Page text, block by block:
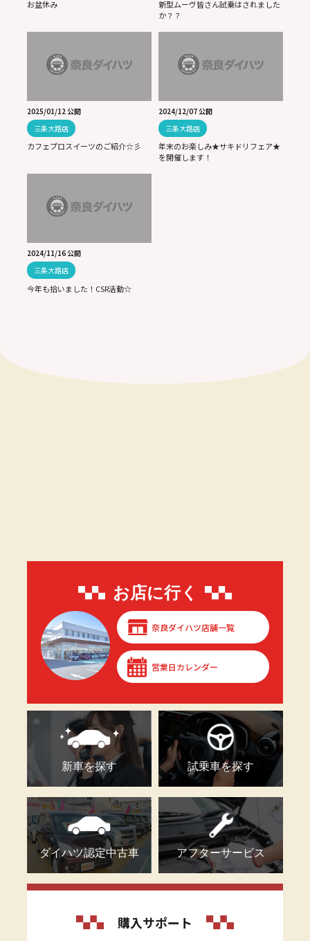
お盆休み
新型ムーヴ皆さん試乗はされました
か？？
2025/01/12 公開
三条大路店
カフェプロスイーツのご紹介☆彡
2024/12/07 公開
三条大路店
年末のお楽しみ★サキドリフェア★
を開催します！
2024/11/16 公開
三条大路店
今年も拾いました！CSR活動☆
お店に行く
奈良ダイハツ店舗一覧
営業日カレンダー
新車を探す 試乗車を探す
ダイハツ認定中古車 アフターサービス
購入サポート